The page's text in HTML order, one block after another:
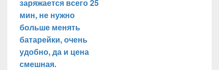
заряжается всего 25
мин, не нужно
больше менять
батарейки, очень
удобно, да и цена
смешная.